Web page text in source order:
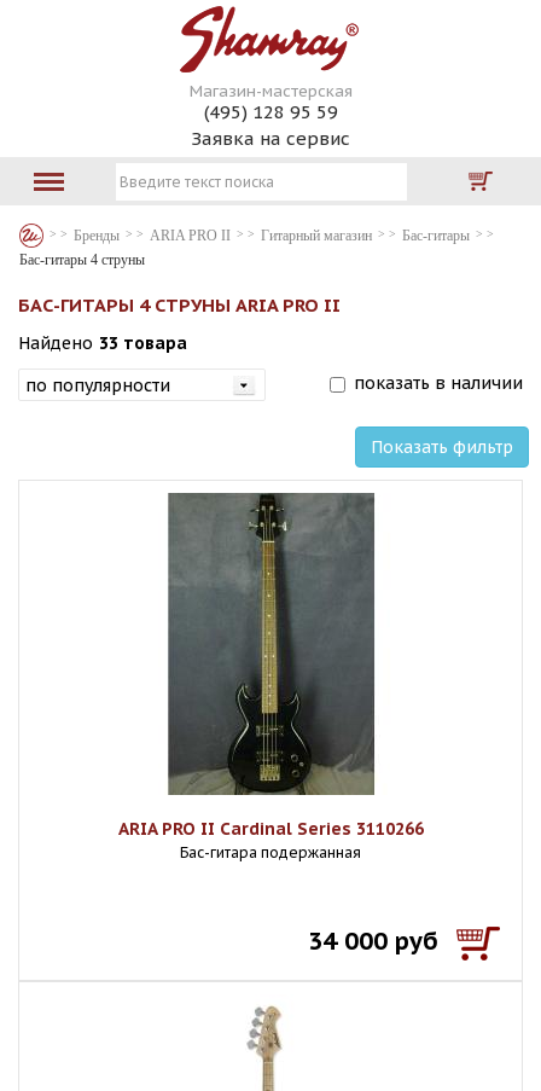
Магазин-мастерская
(495) 128 95 59
Заявка на сервис
Бренды ARIA PRO II Гитарный магазин
Бас-гитары
Бас-гитары 4 струны
БАС-ГИТАРЫ 4 СТРУНЫ ARIA PRO II
Найдено 33 товара
показать в наличии
Показать фильтр
ARIA PRO II Cardinal Series 3110266
Бас-гитара подержанная
34 000 руб